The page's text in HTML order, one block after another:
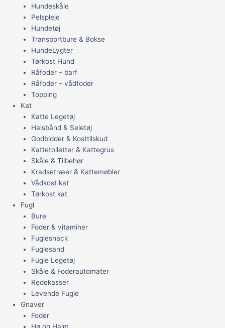
Hundeskåle
Pelspleje
Hundetøj
Transportbure & Bokse
HundeLygter
Tørkost Hund
Råfoder – barf
Råfoder – vådfoder
Topping
Kat
Katte Legetøj
Halsbånd & Seletøj
Godbidder & Kosttilskud
Kattetoiletter & Kattegrus
Skåle & Tilbehør
Kradsetræer & Kattemøbler
Vådkost kat
Tørkost kat
Fugl
Bure
Foder & vitaminer
Fuglesnack
Fuglesand
Fugle Legetøj
Skåle & Foderautomater
Redekasser
Levende Fugle
Gnaver
Foder